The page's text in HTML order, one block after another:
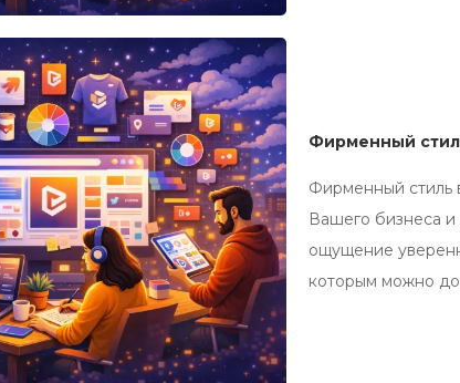
Фирменный
Фирменный стиль
Вашего бизнеса
ощущение
которым можно